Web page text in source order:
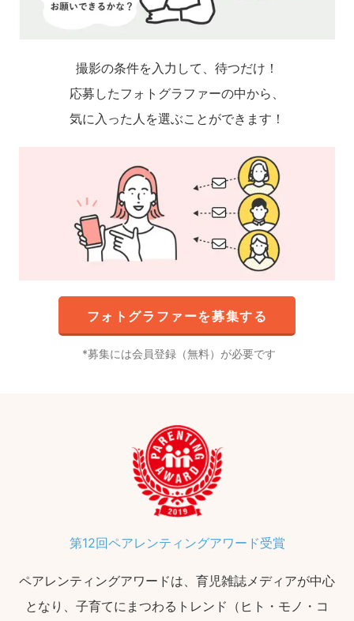
撮影の条件を入力して、待つだけ！
応募したフォトグラファーの中から、
気に入った人を選ぶことができます！
フォトグラファーを募集する
募集には会員登録（無料）が必要です
第12回ペアレンティングアワード受賞
ペアレンティングアワードは、育児雑誌メディアが中心
となり、子育てにまつわるトレンド（ヒト・モノ・コ